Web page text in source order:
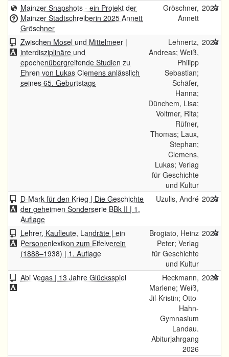
Mainzer Snapshots - ein Projekt der
Mainzer Stadtschreiberin 2025 Annett
Gröschner
Gröschner,
Annett
2026
Zwischen Mosel und Mittelmeer |
interdisziplinäre und
epochenübergreifende Studien zu
Ehren von Lukas Clemens anlässlich
seines 65. Geburtstags
Lehnertz,
Andreas; Weiß,
Philipp
Sebastian;
Schäfer,
Hanna;
Dünchem, Lisa;
Voltmer, Rita;
Rüfner,
Thomas; Laux,
Stephan;
Clemens,
Lukas; Verlag
für Geschichte
und Kultur
2026
D-Mark für den Krieg | Die Geschichte
der geheimen Sonderserie BBk II | 1.
Auflage
Uzulis, André 2026
Lehrer, Kaufleute, Landräte | ein
Personenlexikon zum Eifelverein
(1888–1938) | 1. Auflage
Brogiato, Heinz
Peter; Verlag
für Geschichte
und Kultur
2026
Abi Vegas | 13 Jahre Glücksspiel
Heckmann,
Marlene; Weiß,
Jil-Kristin; Otto-
Hahn-
Gymnasium
Landau.
Abiturjahrgang
2026
2026